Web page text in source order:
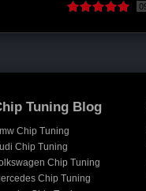
Tuning Blog
Chip Tuning
Chip Tuning
Chip Tuning
Chip Tuning